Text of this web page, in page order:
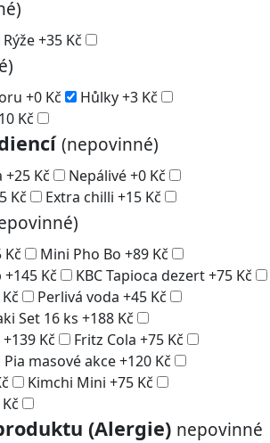
Rýže+35 Kč
+0 Kč Hůlky+3 Kč
10 Kč
(nepovinné)
+25 Kč Nepálivé+0 Kč
Kč Extra chilli +15 Kč
Kč Mini Pho Bo +89 Kč
+145 Kč KBC Tapioca dezert+75 Kč
Kč Perlivá voda +45 Kč
Set 16 ks +188 Kč
+139 Kč Fritz Cola +75 Kč
Pia masové akce+120 Kč
Kimchi Mini +75 Kč
Kč
(Alergie) nepovinné